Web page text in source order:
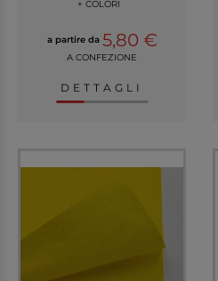
+ COLORI
a partire da 5,80 €
A CONFEZIONE
DETTAGLI